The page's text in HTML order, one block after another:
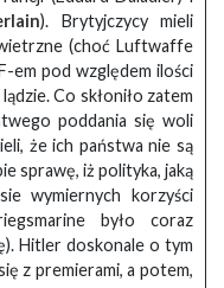
). Brytyjczycy mieli
(choć Luftwaffe
em pod względem ilości
Co skłoniło zatem
poddania się woli
że ich państwa nie są
sprawę, iż polityka, jaką
wymiernych korzyści
było coraz
Hitler doskonale o tym
z premierami, a potem,